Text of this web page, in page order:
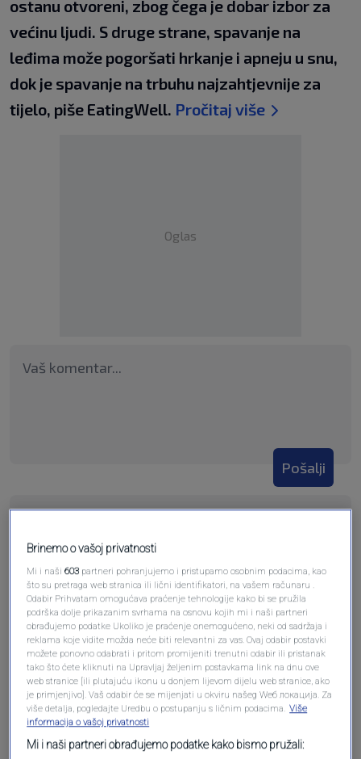
ostanu otvoreni, zbog čega je dobar izbor za
većinu ljudi. S druge strane, spavanje na
leđima može pogoršati hrkanje i apneju u snu,
dok je spavanje na trbuhu najzahtjevnije za
tijelo, piše EatingWell. Pročitaj više
Oglas
Pošalji
Pošalji komentar
Oglas
Brinemo o vašoj privatnosti
Mi i naši603 partneri pohranjujemo i pristupamo osobnim podacima, kao
što su pretraga web stranica ili lični identifikatori, na vašem računaru .
Odabir Prihvatam omogućava praćenje tehnologije kako bi se pružila
podrška dolje prikazanim svrhama na osnovu kojih mi i naši partneri
obrađujemo podatke Ukoliko je praćenje onemogućeno, neki od sadržaja i
reklama koje vidite možda neće biti relevantni za vas. Ovaj odabir postavki
možete ponovno odabrati i pritom promijeniti trenutni odabir ili pristanak
tako što ćete kliknuti na Upravljaj željenim postavkama link na dnu ove
web stranice [ili plutajuću ikonu u donjem lijevom dijelu web stranice, ako
je primjenjivo]. Vaš odabir će se mijenjati u okviru našeg Wеб локација. Za
više detalja, pogledajte Uredbu o postupanju s ličnim podacima. Više
informacija o vašoj privatnosti
Mi i naši partneri obrađujemo podatke kako bismo pružali: